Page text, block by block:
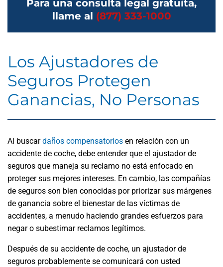
Para una consulta legal gratuita,
llame al (877) 333-1000
Los Ajustadores de
Seguros Protegen
Ganancias, No Personas
Al buscardaños compensatorios en relación con un
accidente de coche, debe entender que el ajustador de
seguros que maneja su reclamo no está enfocado en
proteger sus mejores intereses. En cambio, las compañías
de seguros son bien conocidas por priorizar sus márgenes
de ganancia sobre el bienestar de las víctimas de
accidentes, a menudo haciendo grandes esfuerzos para
negar o subestimar reclamos legítimos.
Después de su accidente de coche, un ajustador de
seguros probablemente se comunicará con usted